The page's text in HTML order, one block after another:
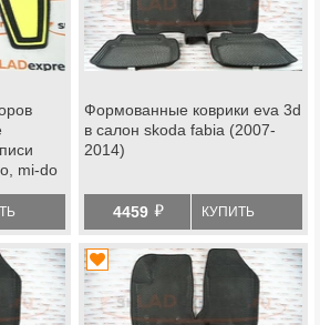
mi-do
Формованные коврики eva 3d
в салон skoda fabia (2007-
2014)
4459 й КУПИТЬ